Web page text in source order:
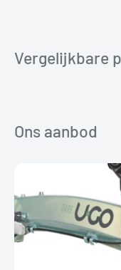
Vergelijkbare
Ons aanbod